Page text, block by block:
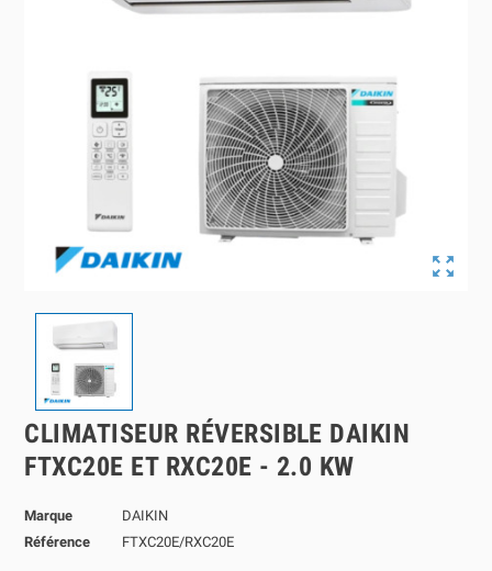

CLIMATISEUR RÉVERSIBLE DAIKIN
FTXC20E ET RXC20E - 2.0 KW
Marque
DAIKIN
Référence
FTXC20E/RXC20E